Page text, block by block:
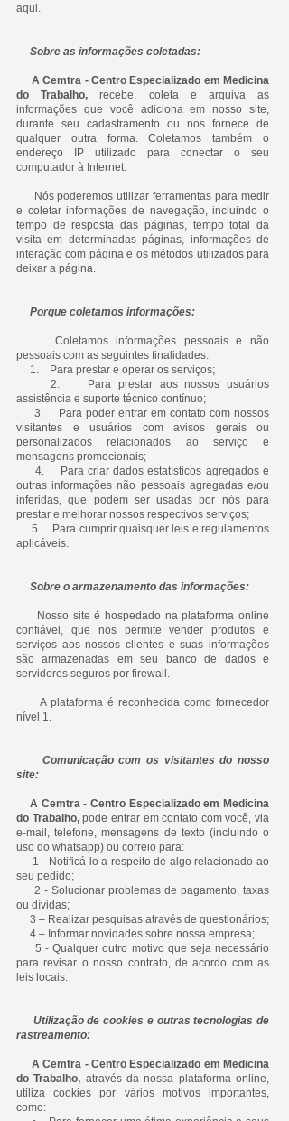
aqui.
Sobre as informações coletadas:
A Cemtra - Centro Especializado em Medicina
do Trabalho,recebe, coleta e arquiva as
informações que você adiciona em nosso site,
durante seu cadastramento ou nos fornece de
qualquer outra forma. Coletamos também o
endereço IP utilizado para conectar o seu
computador à Internet.
Nós poderemos utilizar ferramentas para medir
e coletar informações de navegação, incluindo o
tempo de resposta das páginas, tempo total da
visita em determinadas páginas, informações de
interação com página e os métodos utilizados para
deixar a página.
Porque coletamos informações:
Coletamos informações pessoais e não
pessoais com as seguintes finalidades:
1. Para prestar e operar os serviços;
2. Para prestar aos nossos usuários
assistência e suporte técnico contínuo;
3. Para poder entrar em contato com nossos
visitantes e usuários com avisos gerais ou
personalizados relacionados ao serviço e
mensagens promocionais;
4. Para criar dados estatísticos agregados e
outras informações não pessoais agregadas e/ou
inferidas, que podem ser usadas por nós para
prestar e melhorar nossos respectivos serviços;
5. Para cumprir quaisquer leis e regulamentos
aplicáveis.
Sobre o armazenamento das informações:
Nosso site é hospedado na plataforma online
confiável, que nos permite vender produtos e
serviços aos nossos clientes e suas informações
são armazenadas em seu banco de dados e
servidores seguros por firewall.
A plataforma é reconhecida como fornecedor
nível 1.
Comunicação com os visitantes do nosso
site:
A Cemtra - Centro Especializado em Medicina
do Trabalho,pode entrar em contato com você, via
e-mail, telefone, mensagens de texto (incluindo o
uso do whatsapp) ou correio para:
1 - Notificá-lo a respeito de algo relacionado ao
seu pedido;
2 - Solucionar problemas de pagamento, taxas
ou dívidas;
3 – Realizar pesquisas através de questionários;
4 – Informar novidades sobre nossa empresa;
5 - Qualquer outro motivo que seja necessário
para revisar o nosso contrato, de acordo com as
leis locais.
Utilização de cookies e outras tecnologias de
rastreamento:
A Cemtra - Centro Especializado em Medicina
do Trabalho, através da nossa plataforma online,
utiliza cookies por vários motivos importantes,
como: